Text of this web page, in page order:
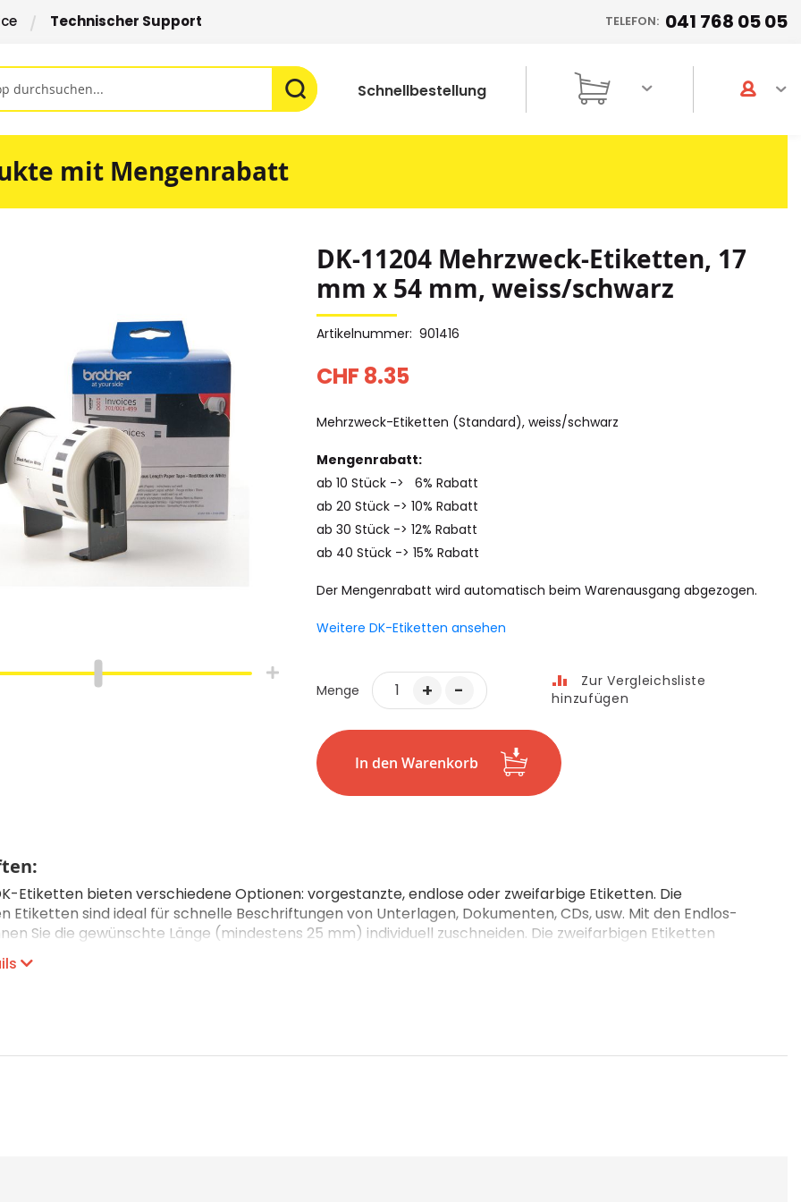
Technischer Support TELEFON: 041 768 05 05
Schnellbestellung
Schrumpfschlauch
mit Mengenrabatt
DK-11204 Mehrzweck-Etiketten, 17
mm x 54 mm, weiss/schwarz
CHF 8.35
Artikelnummer 901416
Mehrzweck-Etiketten (Standard), weiss/schwarz
Mengenrabatt:
ab 10 Stück -> 6% Rabatt
ab 20 Stück -> 10% Rabatt
ab 30 Stück -> 12% Rabatt
ab 40 Stück -> 15% Rabatt
Der Mengenrabatt wird automatisch beim Warenausgang abgezogen.
Weitere DK-Etiketten ansehen
Menge -
+
In den Warenkorb
Zur Vergleichsliste
hinzufügen
Etiketten bieten verschiedene Optionen: vorgestanzte, endlose oder zweifarbige Etiketten. Die
Etiketten sind ideal für schnelle Beschriftungen von Unterlagen, Dokumenten, CDs, usw. Mit den Endlos-
Sie die gewünschte Länge (mindestens 25 mm) individuell zuschneiden. Die zweifarbigen Etiketten